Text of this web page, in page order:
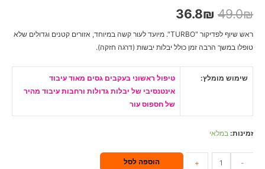
מתוך 5
מבוסס על
לקוחות
49.0₪
36.8₪
ראש שיוף לפדיקור "TURBO". מיועד לעור קשה במיוחד, אזורים קטנים וגדולים שלא
טופלו במשך הרבה זמן כולל יבלות יבשות (דרגה חזקה).
שימוש מומלץ:
טיפול ראשוני בעקבים גסים מאוד עיבוד
אינטנסיבי של יבלות גדולות ורחבות עיבוד מהיר
של חספוס עור
זמינות: במלאי
-
+ הוספה לסל